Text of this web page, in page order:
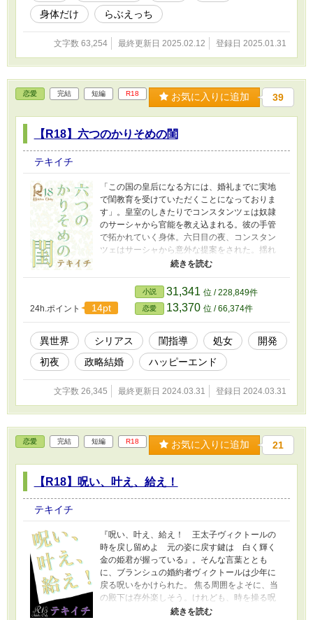
絵と題字のデザインははろ様（@haro_hallo）
にお願いしました。
身体だけ
らぶえっち
文字数 63,254 最終更新日 2025.02.12 登録日 2025.01.31
恋愛 完結 短編 R18 お気に入りに追加 39
【R18】六つのかりそめの閨
テキイチ
「この国の皇后になる方には、婚礼までに実地
で閨教育を受けていただくことになっておりま
す」。皇室のしきたりでコンスタンツェは奴隷
のサーシャから官能を教え込まれる。彼の手管
で拓かれていく身体。六日目の夜、コンスタン
ツェはサーシャから意外な提案をされた。揺れ
る心と彼女の運命は、かりそめに委ねられる。
いことされちゃう！！という私の趣味と都合だ
けで構成されています。 ※王と王妃の初夜も
の。 ※異世界設定はかなりふんわりなのでそう
いうのでも許してくださる方向け。 ※ムーンラ
イトノベルズ、エブリスタでも公開していま
す。
24h.ポイント 14pt
小説 31,341 位 / 228,849件
恋愛 13,370 位 / 66,374件
異世界 シリアス 閨指導 処女
開発
初夜
政略結婚 ハッピーエンド
文字数 26,345 最終更新日 2024.03.31 登録日 2024.03.31
恋愛 完結 短編 R18 お気に入りに追加 21
【R18】呪い、叶え、給え！
テキイチ
『呪い、叶え、給え！ 王太子ヴィクトールの
時を戻し留めよ 元の姿に戻す鍵は 白く輝く
金の姫君が握っている』。そんな言葉ととも
に、ブランシュの婚約者ヴィクトールは少年に
戻る呪いをかけられた。 焦る周囲をよそに、当
の殿下は存外楽しそう。けれども、時を操る呪
いが殿下の身体に負担をかけていると知り、ブ